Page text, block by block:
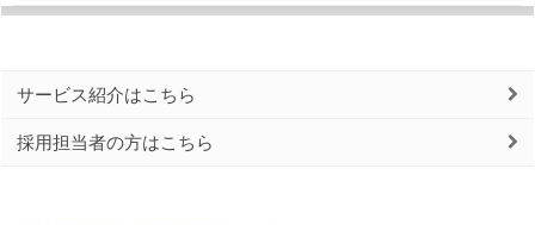
サービス紹介はこちら
採用担当者の方はこちら